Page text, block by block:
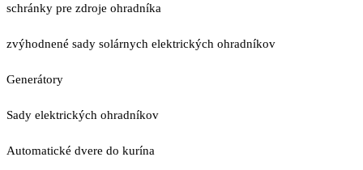
schránky pre zdroje ohradníka
zvýhodnené sady solárnych elektrických ohradníkov
Generátory
Sady elektrických ohradníkov
Automatické dvere do kurína